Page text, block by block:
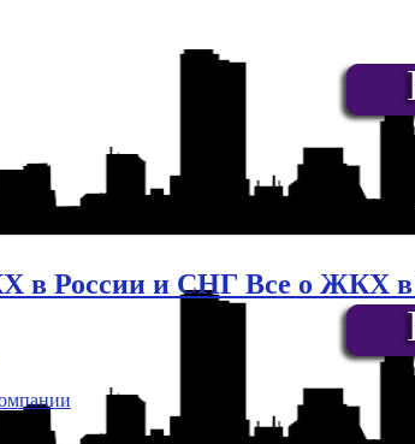
в России и СНГ Все о ЖКХ